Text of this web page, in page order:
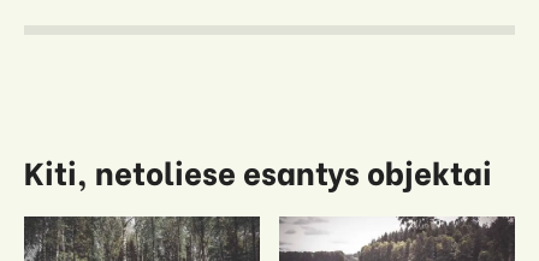
Kiti, netoliese esantys objektai